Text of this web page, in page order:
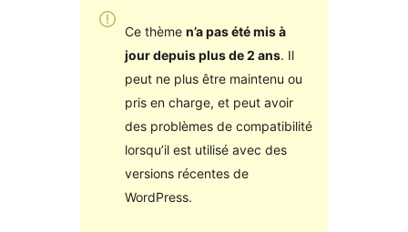
Ce thème n’a pas été mis à
jour depuis plus de 2 ans. Il
peut ne plus être maintenu ou
pris en charge, et peut avoir
des problèmes de compatibilité
lorsqu’il est utilisé avec des
versions récentes de
WordPress.